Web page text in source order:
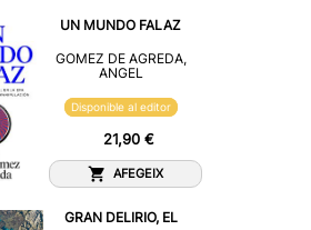
UN MUNDO FALAZ
GOMEZ DE AGREDA,
ANGEL
Disponible al editor
21,90 €
AFEGEIX
GRAN DELIRIO, EL